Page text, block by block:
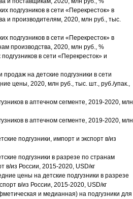
подгузников в сети «Перекресток» в
и производителям, 2020, млн руб., тыс.
подгузников в сети «Перекресток» в
производства, 2020, млн руб., %
в сети «Перекресток» и
на детские подгузники в сети
цены, 2020, млн руб., тыс. шт., руб./упак.,
в аптечном сегменте, 2019-2020, млн
в аптечном сегменте, 2019-2020, млн
подгузники, импорт и экспорт в/из
подгузники в разрезе по странам
в/из России, 2015-2020, USD/кг
цены на детские подгузники в разрезе
в/из России, 2015-2020, USD/кг
и медианная) на подгузники для